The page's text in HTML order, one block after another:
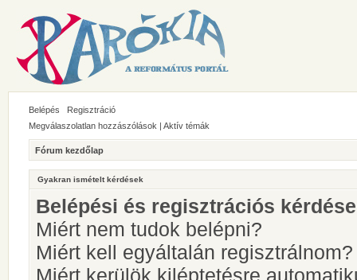
Belépés
Regisztráció
Megválaszolatlan hozzászólások | Aktív témák
Fórum kezdőlap
Gyakran ismételt kérdések
Belépési és regisztrációs
Miért nem tudok belépni?
Miért kell egyáltalán regisztrálnom?
Miért kerülök kiléptetésre